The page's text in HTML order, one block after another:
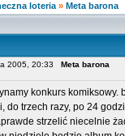
loteria » Meta barona
2005, 20:33 Meta barona
konkurs
do trzech razy, po 24
strzelić niecelnie